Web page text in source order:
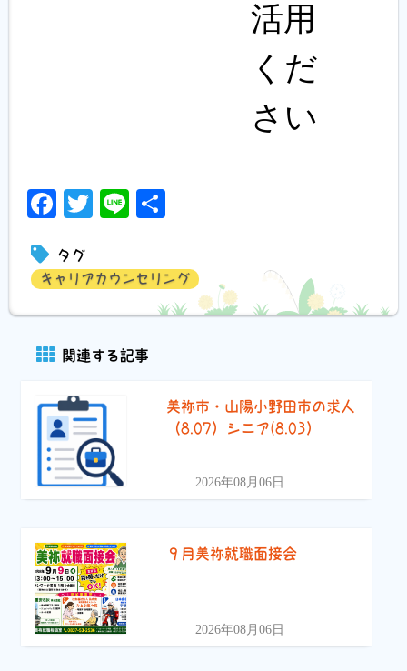
活用
くだ
さい
Facebook
Twitter
Line
タグ
キャリアカウンセリング
関連する記事
美祢市・山陽小野田市の求人
（8.07）シニア(8.03）
2026年08月06日
９月美祢就職面接会
2026年08月06日